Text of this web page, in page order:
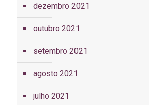
dezembro 2021
outubro 2021
setembro 2021
agosto 2021
julho 2021